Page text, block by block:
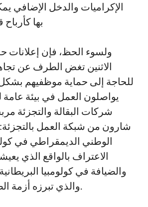
الإكراميات والدخل الإضافي
بها كأرباح
ولسوء الحظ، فإن إعلانات
الاثنين تغض الطرف عن
للحاجة إلى حماية موظفيهم
يواصلون العمل في بيئة عامة
شركات البقالة والتجزئة
شارون من شبكة العمل
الوطني الديمقراطي في
الاعتراف بالواقع الذي
والضيافة في كولومبيا
والذي تبرزه أزمة الصحة العامة هذه.